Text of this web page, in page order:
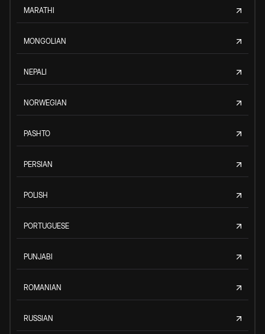
MARATHI
MONGOLIAN
NEPALI
NORWEGIAN
PASHTO
PERSIAN
POLISH
PORTUGUESE
PUNJABI
ROMANIAN
RUSSIAN